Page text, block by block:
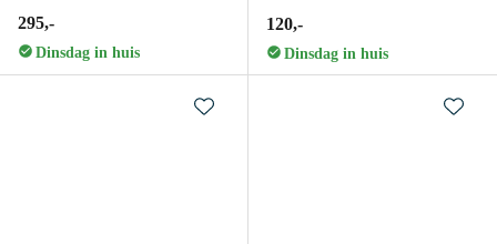
295,-
Dinsdag in huis
120,-
Dinsdag in huis